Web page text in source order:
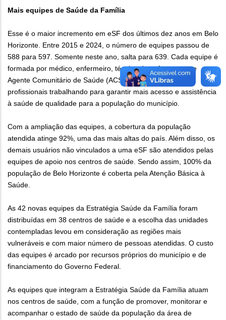
Mais equipes de Saúde da Família
Esse é o maior incremento em eSF dos últimos dez anos em Belo
Horizonte. Entre 2015 e 2024, o número de equipes passou de
588 para 597. Somente neste ano, salta para 639. Cada equipe é
formada por médico, enfermeiro, técnico de enfermagem e
Agente Comunitário de Saúde (ACS). Serão mais 168
profissionais trabalhando para garantir mais acesso e assistência
à saúde de qualidade para a população do município.
Com a ampliação das equipes, a cobertura da população
atendida atinge 92%, uma das mais altas do país. Além disso, os
demais usuários não vinculados a uma eSF são atendidos pelas
equipes de apoio nos centros de saúde. Sendo assim, 100% da
população de Belo Horizonte é coberta pela Atenção Básica à
Saúde.
As 42 novas equipes da Estratégia Saúde da Família foram
distribuídas em 38 centros de saúde e a escolha das unidades
contempladas levou em consideração as regiões mais
vulneráveis e com maior número de pessoas atendidas. O custo
das equipes é arcado por recursos próprios do município e de
financiamento do Governo Federal.
As equipes que integram a Estratégia Saúde da Família atuam
nos centros de saúde, com a função de promover, monitorar e
acompanhar o estado de saúde da população da área de